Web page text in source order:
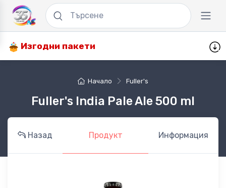
Изгодни пакети
Начало Fuller's
Fuller's India Pale Ale 500 ml
Назад Продукт Информация